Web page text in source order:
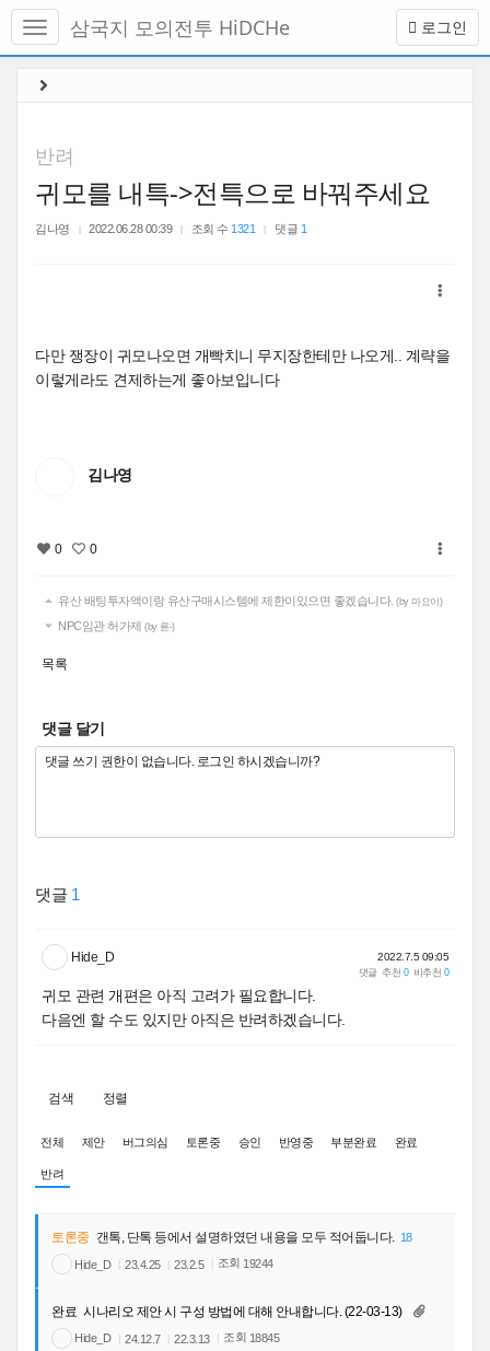
메
토
로그인
삼국지 모의전투 HiDCHe
반려
귀모를 내특->전특으로 바꿔주세요
김나영 2022.06.28 00:39 조회 수 1321 댓글 1
다만 쟁장이 귀모나오면 개빡치니 무지장한테만 나오게.. 계략을
이렇게라도 견제하는게 좋아보입니다
김나영
0 0
유산 배팅투자액이랑 유산구매시스템에 제한이있으면 좋겠습니다. (by 마요이)
NPC임관 허가제 (by 륜-)
목록
댓글 달기
댓글 1
Hide_D 2022.7.5 09:05
댓글 추천 0 비추천 0
귀모 관련 개편은 아직 고려가 필요합니다.
다음엔 할 수도 있지만 아직은 반려하겠습니다.
검색 정렬
전체 제안 버그의심 토론중 승인 반영중 부분완료 완료
반려
토론중 갠톡, 단톡 등에서 설명하였던 내용을 모두 적어둡니다. 18
Hide_D 23.4.25 23.2.5 조회 19244
완료 시나리오 제안 시 구성 방법에 대해 안내합니다. (22-03-13)
Hide_D 24.12.7 22.3.13 조회 18845